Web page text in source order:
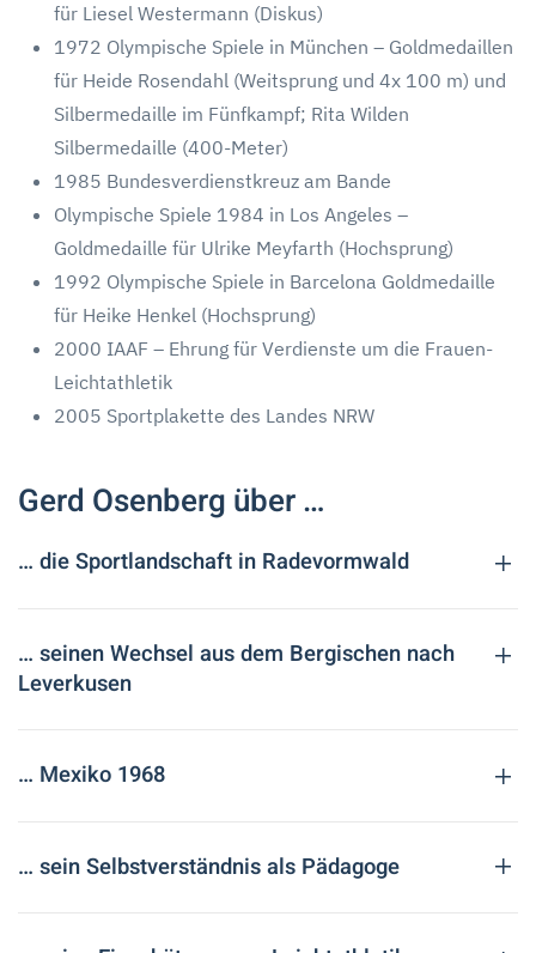
für Liesel Westermann (Diskus)
1972 Olympische Spiele in München – Goldmedaillen
für Heide Rosendahl (Weitsprung und 4x 100 m) und
Silbermedaille im Fünfkampf; Rita Wilden
Silbermedaille (400-Meter)
1985 Bundesverdienstkreuz am Bande
Olympische Spiele 1984 in Los Angeles –
Goldmedaille für Ulrike Meyfarth (Hochsprung)
1992 Olympische Spiele in Barcelona Goldmedaille
für Heike Henkel (Hochsprung)
2000 IAAF – Ehrung für Verdienste um die Frauen-
Leichtathletik
2005 Sportplakette des Landes NRW
Gerd Osenberg über …
… die Sportlandschaft in Radevormwald
… seinen Wechsel aus dem Bergischen nach
Leverkusen
… Mexiko 1968
… sein Selbstverständnis als Pädagoge